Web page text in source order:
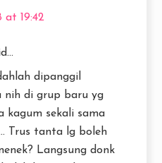
at 19:42
dipanggil
nih di grup baru yg
kagum sekali sama
Trus tanta lg boleh
Langsung donk